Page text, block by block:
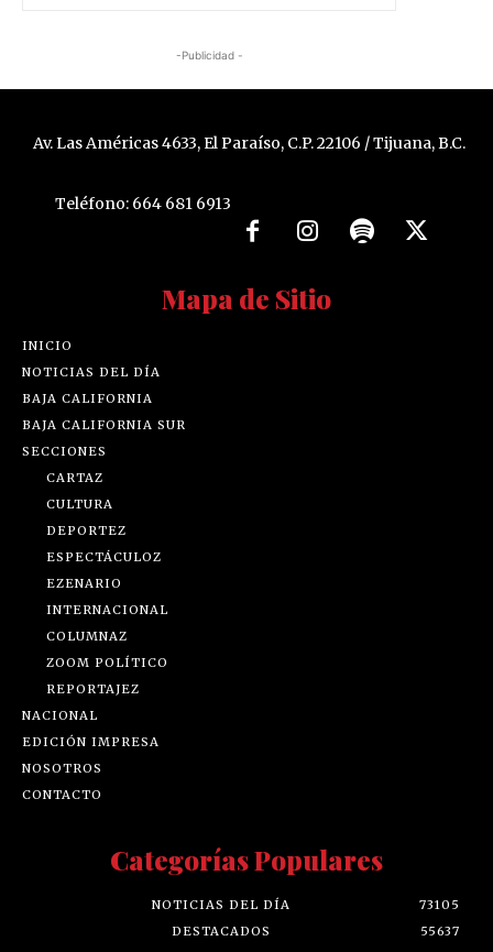
-Publicidad -
Av. Las Américas 4633, El Paraíso, C.P. 22106 / Tijuana, B.C.
Teléfono: 664 681 6913
Mapa de Sitio
INICIO
NOTICIAS DEL DÍA
BAJA CALIFORNIA
BAJA CALIFORNIA SUR
SECCIONES
CARTAZ
CULTURA
DEPORTEZ
ESPECTÁCULOZ
EZENARIO
INTERNACIONAL
COLUMNAZ
ZOOM POLÍTICO
REPORTAJEZ
NACIONAL
EDICIÓN IMPRESA
NOSOTROS
CONTACTO
Categorías Populares
NOTICIAS DEL DÍA
73105
DESTACADOS
55637